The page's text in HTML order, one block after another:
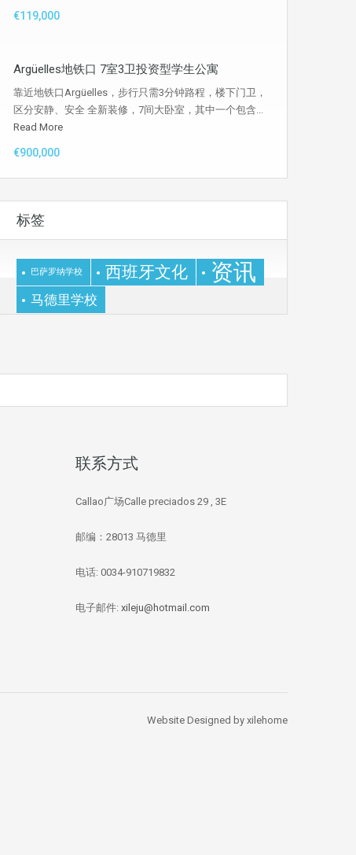
€119,000
Argüelles地铁口 7室3卫投资型学生公寓
靠近地铁口Argüelles，步行只需3分钟路程，楼下门卫，
区分安静、安全 全新装修，7间大卧室，其中一个包含...
Read More
€900,000
标签
巴萨罗纳学校 西班牙文化 资讯
马德里学校
华媒：西班牙投资移
总量居榜首
【独家新闻/投资资
房价刷新记录：跌幅
联系方式
Callao广场Calle preciados 29 , 3E
邮编：28013 马德里
电话: 0034-910719832
电子邮件: xileju@hotmail.com
Website Designed by xilehome